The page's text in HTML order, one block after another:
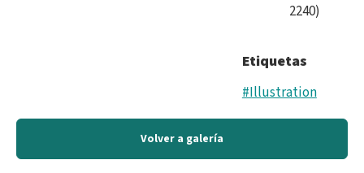
2240)
Etiquetas
#Illustration
Volver a galería